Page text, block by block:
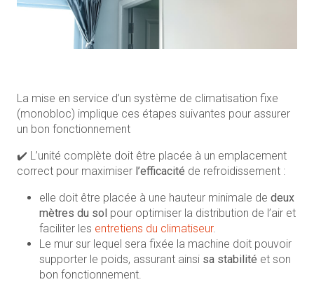
La mise en service d’un système de climatisation fixe
(monobloc) implique ces étapes suivantes pour assurer
un bon fonctionnement
✔️ L’unité complète doit être placée à un emplacement
correct pour maximiser l’efficacité de refroidissement :
elle doit être placée à une hauteur minimale de deux
mètres du sol pour optimiser la distribution de l’air et
faciliter les entretiens du climatiseur.
Le mur sur lequel sera fixée la machine doit pouvoir
supporter le poids, assurant ainsi sa stabilité et son
bon fonctionnement.